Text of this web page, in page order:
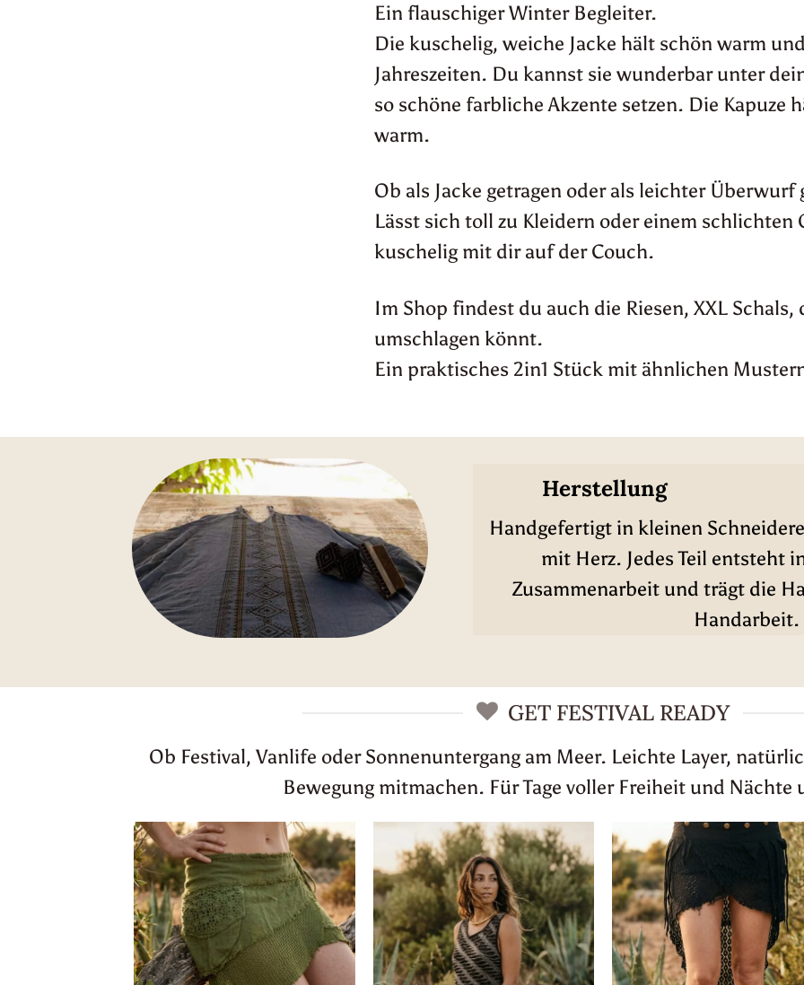
Ein flauschiger Winter Begleiter.
Die kuschelig, weiche Jacke hält schön warm
Jahreszeiten. Du kannst sie wunderbar unter
so schöne farbliche Akzente setzen. Die
warm.
Ob als Jacke getragen oder als leichter Überwurf
Lässt sich toll zu Kleidern oder einem
kuschelig mit dir auf der Couch.
Im Shop findest du auch die Riesen, XXL
umschlagen könnt.
Ein praktisches 2in1 Stück mit ähnlichen
Herstellung
Handgefertigt in kleinen
mit Herz. Jedes Teil entsteht
Zusammenarbeit und trägt die
Handarbeit.
GET FESTIVAL READY
Ob Festival, Vanlife oder Sonnenuntergang am Meer. Leichte Layer,
Bewegung mitmachen. Für Tage voller Freiheit und Nächte